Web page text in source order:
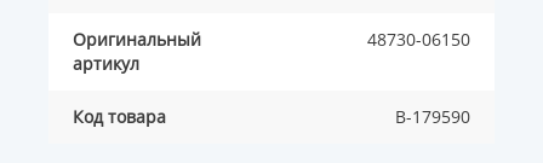
Оригинальный
артикул
48730-06150
Код товара B-179590